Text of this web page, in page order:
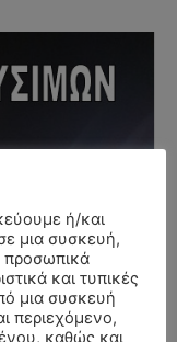
ή/και
μια συσκευή,
προσωπικά
και τυπικές
μια συσκευή
περιεχόμενο,
καθώς και